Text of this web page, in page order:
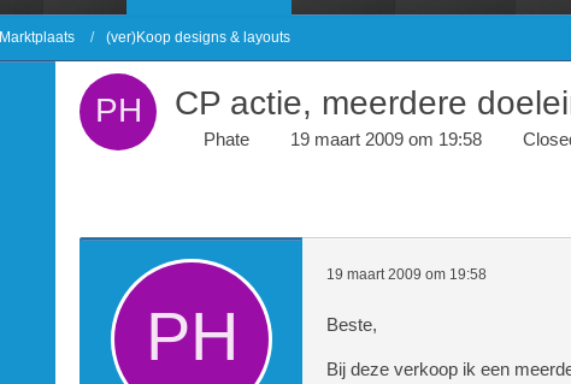
Marktplaats (ver)Koop designs & layouts
CP actie, meerdere
Phate 19 maart 2009 om 19:58
19 maart 2009 om 19:58
Beste,
Bij deze verkoop ik een